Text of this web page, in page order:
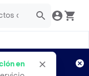
en
Aplican TyC